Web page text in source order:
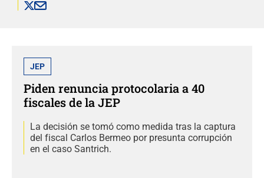
JEP
Piden renuncia protocolaria a 40
fiscales de la JEP
La decisión se tomó como medida tras la captura
del fiscal Carlos Bermeo por presunta corrupción
en el caso Santrich.